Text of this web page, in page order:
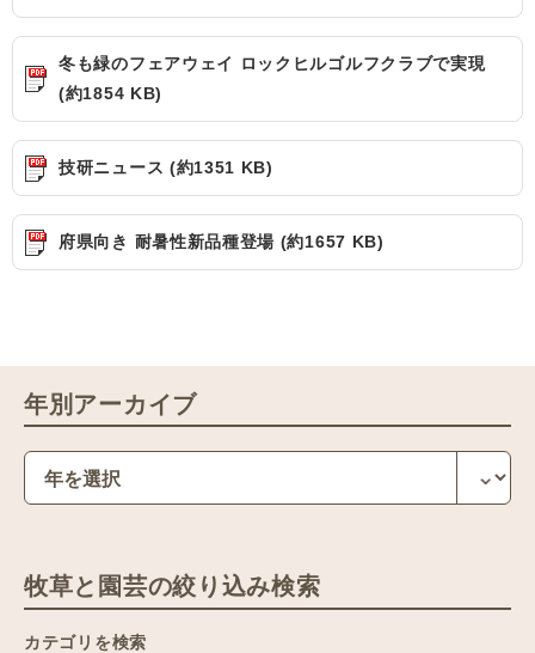
冬も緑のフェアウェイ ロックヒルゴルフクラブで実現
(約1854 KB)
技研ニュース (約1351 KB)
府県向き 耐暑性新品種登場 (約1657 KB)
年別アーカイブ
牧草と園芸の絞り込み検索
カテゴリを検索